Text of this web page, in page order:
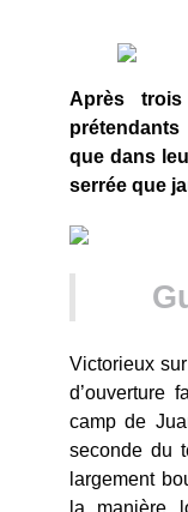
Après trois
que dans
serrée que
Victorieux
d’ouverture
camp de
seconde du
largement
la manière